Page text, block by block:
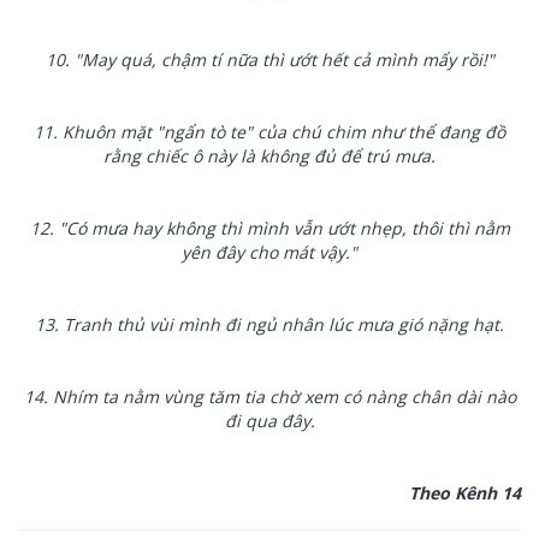
10. "May quá, chậm tí nữa thì ướt hết cả mình mẩy rồi!"
11. Khuôn mặt "ngẩn tò te" của chú chim như thể đang đồ
rằng chiếc ô này là không đủ để trú mưa.
12. "Có mưa hay không thì mình vẫn ướt nhẹp, thôi thì nằm
yên đây cho mát vậy."
13. Tranh thủ vùi mình đi ngủ nhân lúc mưa gió nặng hạt.
14. Nhím ta nằm vùng tăm tia chờ xem có nàng chân dài nào
đi qua đây.
Theo Kênh 14